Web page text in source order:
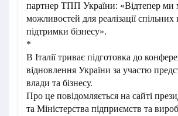
партнер ТПП України: «Відтепер ми
можливостей для реалізації спільних
підтримки бізнесу».
*
В Італії триває підготовка до
відновлення України за участю
влади та бізнесу.
Про це повідомляється на сайті
та Міністерства підприємств та